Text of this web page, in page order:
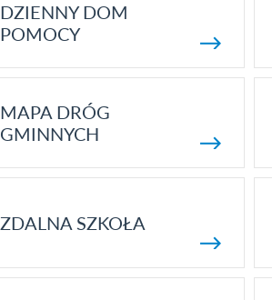
DZIENNY DOM
POMOCY
MAPA DRÓG
GMINNYCH
ZDALNA SZKOŁA